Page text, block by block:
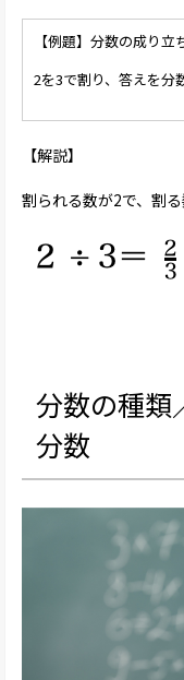
【例題】分数の成り立
2を3で割り、答えを分
【解説】
割られる数が2で、割る
分数の種類
分数